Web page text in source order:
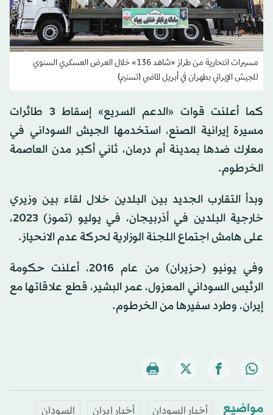
مسيرات انتحارية من طراز «شاهد 136» خلال العرض العسكري السنوي
للجيش الإيراني بطهران في أبريل الماضي (تسنيم)
كما أعلنت قوات «الدعم السريع» إسقاط 3 طائرات
مسيرة إيرانية الصنع، استخدمها الجيش السوداني في
معارك ضدها بمدينة أم درمان، ثاني أكبر مدن العاصمة
الخرطوم.
وبدأ التقارب الجديد بين البلدين خلال لقاء بين وزيري
خارجية البلدين في أذربيجان، في يوليو (تموز) 2023،
على هامش اجتماع اللجنة الوزارية لحركة عدم الانحياز.
وفي يونيو (حزيران) من عام 2016، أعلنت حكومة
الرئيس السوداني المعزول، عمر البشير، قطع علاقاتها مع
إيران، وطرد سفيرها من الخرطوم.
مواضيع أخبار السودان أخبار إيران
السودان